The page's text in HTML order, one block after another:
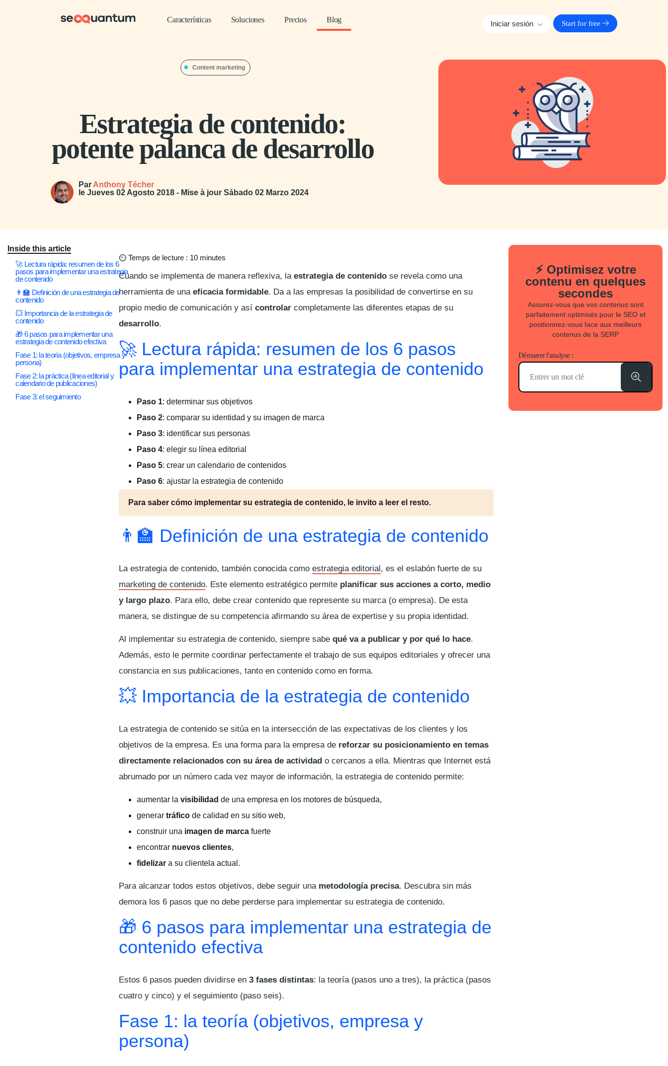
Características Soluciones Precios Blog Iniciar sesión Start for free
Content marketing
Estrategia de contenido:
potente palanca de desarrollo
Par Anthony Técher
le Jueves 02 Agosto 2018 - Mise à jour Sábado 02 Marzo 2024
Inside this article
🚀 Lectura rápida: resumen de los 6
pasos para implementar una estrategia
de contenido
👨‍🏫 Definición de una estrategia de
contenido
💥 Importancia de la estrategia de
contenido
🎁 6 pasos para implementar una
estrategia de contenido efectiva
Fase 1: la teoría (objetivos, empresa y
persona)
Fase 2: la práctica (línea editorial y
calendario de publicaciones)
Fase 3: el seguimiento
⏲ Temps de lecture : 10 minutes
Cuando se implementa de manera reflexiva, la estrategia de contenido se revela como una
herramienta de una eficacia formidable. Da a las empresas la posibilidad de convertirse en su
propio medio de comunicación y así controlar completamente las diferentes etapas de su
desarrollo.
🚀 Lectura rápida: resumen de los 6 pasos
para implementar una estrategia de contenido
Paso 1: determinar sus objetivos
Paso 2: comparar su identidad y su imagen de marca
Paso 3: identificar sus personas
Paso 4: elegir su línea editorial
Paso 5: crear un calendario de contenidos
Paso 6: ajustar la estrategia de contenido
Para saber cómo implementar su estrategia de contenido, le invito a leer el resto.
👨‍🏫 Definición de una estrategia de contenido
La estrategia de contenido, también conocida como estrategia editorial, es el eslabón fuerte de su
marketing de contenido. Este elemento estratégico permite planificar sus acciones a corto, medio
y largo plazo. Para ello, debe crear contenido que represente su marca (o empresa). De esta
manera, se distingue de su competencia afirmando su área de expertise y su propia identidad.
Al implementar su estrategia de contenido, siempre sabe qué va a publicar y por qué lo hace.
Además, esto le permite coordinar perfectamente el trabajo de sus equipos editoriales y ofrecer una
constancia en sus publicaciones, tanto en contenido como en forma.
💥 Importancia de la estrategia de contenido
La estrategia de contenido se sitúa en la intersección de las expectativas de los clientes y los
objetivos de la empresa. Es una forma para la empresa de reforzar su posicionamiento en temas
directamente relacionados con su área de actividad o cercanos a ella. Mientras que Internet está
abrumado por un número cada vez mayor de información, la estrategia de contenido permite:
aumentar la visibilidad de una empresa en los motores de búsqueda,
generar tráfico de calidad en su sitio web,
construir una imagen de marca fuerte
encontrar nuevos clientes,
fidelizar a su clientela actual.
Para alcanzar todos estos objetivos, debe seguir una metodología precisa. Descubra sin más
demora los 6 pasos que no debe perderse para implementar su estrategia de contenido.
🎁 6 pasos para implementar una estrategia de
contenido efectiva
Estos 6 pasos pueden dividirse en 3 fases distintas: la teoría (pasos uno a tres), la práctica (pasos
cuatro y cinco) y el seguimiento (paso seis).
Fase 1: la teoría (objetivos, empresa y
persona)
⚡ Optimisez votre
contenu en quelques
secondes
Assurez-vous que vos contenus sont
parfaitement optimisés pour le SEO et
positionnez-vous face aux meilleurs
contenus de la SERP
Démarrer l'analyse :